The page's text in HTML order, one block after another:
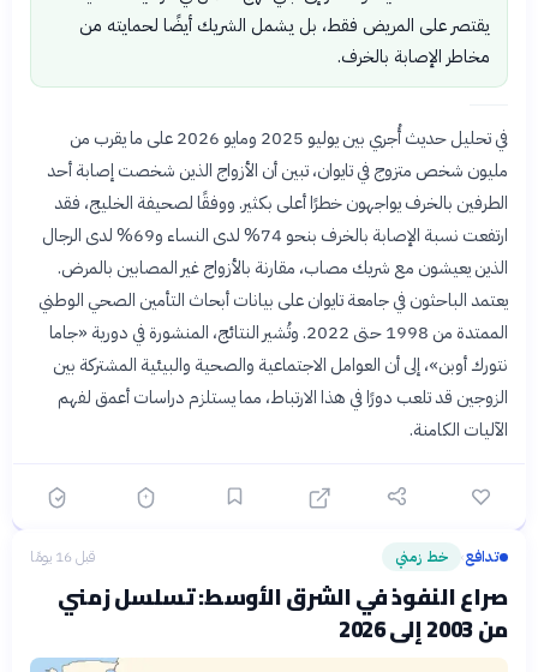
يقتصر على المريض فقط، بل يشمل الشريك أيضًا لحمايته من
مخاطر الإصابة بالخرف.
في تحليل حديث أُجري بين يوليو 2025 ومايو 2026 على ما يقرب من
مليون شخص متزوج في تايوان، تبين أن الأزواج الذين شخصت إصابة أحد
الطرفين بالخرف يواجهون خطرًا أعلى بكثير. ووفقًا لصحيفة الخليج، فقد
ارتفعت نسبة الإصابة بالخرف بنحو 74% لدى النساء و69% لدى الرجال
الذين يعيشون مع شريك مصاب، مقارنة بالأزواج غير المصابين بالمرض.
يعتمد الباحثون في جامعة تايوان على بيانات أبحاث التأمين الصحي الوطني
الممتدة من 1998 حتى 2022. وتُشير النتائج، المنشورة في دورية «جاما
نتورك أوبن»، إلى أن العوامل الاجتماعية والصحية والبيئية المشتركة بين
الزوجين قد تلعب دورًا في هذا الارتباط، مما يستلزم دراسات أعمق لفهم
الآليات الكامنة.
تدافع› خط زمني قبل 16 يومًا
صراع النفوذ في الشرق الأوسط: تسلسل زمني
من 2003 إلى 2026